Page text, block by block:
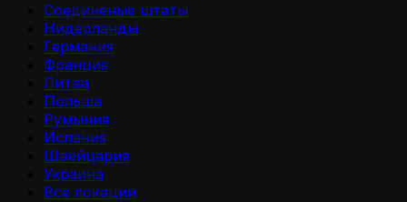
Соединеные штаты
Нидерланды
Германия
Франция
Литва
Польша
Румыния
Испания
Швейцария
Украина
Все локации